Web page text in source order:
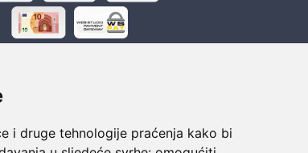
i druge tehnologije praćenja kako bi
Sigurno obročno plaćanje